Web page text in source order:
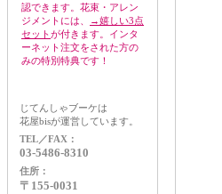
認できます。花束・アレン
ジメントには、
→嬉しい3点
セットが付きます。インタ
ーネット注文をされた方の
みの特別特典です！
じてんしゃブーケは
花屋bisが運営しています。
TEL／FAX：
03-5486-8310
住所：
〒155-0031